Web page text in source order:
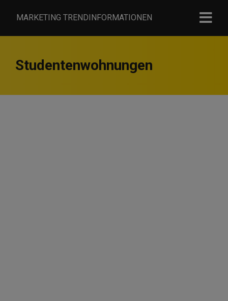
MARKETING TRENDINFORMATIONEN
Studentenwohnungen